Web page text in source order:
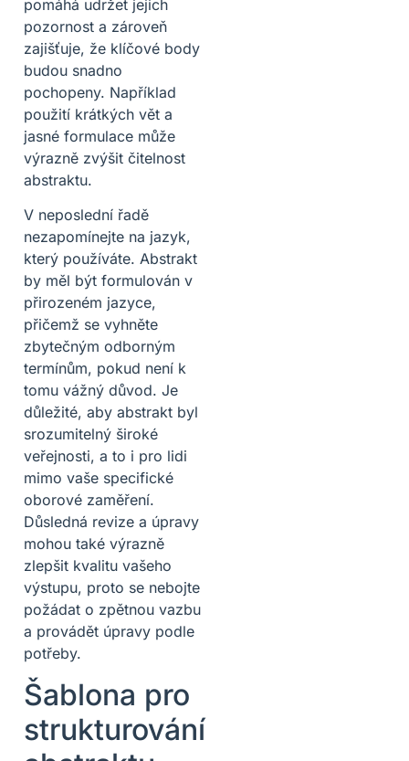
pomáhá udržet jejich
pozornost a zároveň
zajišťuje, že klíčové body
budou snadno
pochopeny. Například
použití krátkých vět a
jasné formulace může
výrazně zvýšit čitelnost
abstraktu.
V neposlední řadě
nezapomínejte na jazyk,
který používáte. Abstrakt
by měl být formulován v
přirozeném jazyce,
přičemž se vyhněte
zbytečným odborným
termínům, pokud není k
tomu vážný důvod. Je
důležité, aby abstrakt byl
srozumitelný široké
veřejnosti, a to i pro lidi
mimo vaše specifické
oborové zaměření.
Důsledná revize a úpravy
mohou také výrazně
zlepšit kvalitu vašeho
výstupu, proto se nebojte
požádat o zpětnou vazbu
a provádět úpravy podle
potřeby.
Šablona pro
strukturování